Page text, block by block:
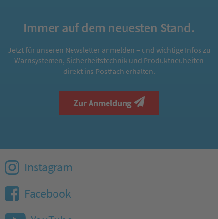
Immer auf dem neuesten Stand.
Jetzt für unseren Newsletter anmelden – und wichtige Infos zu
Warnsystemen, Sicherheitstechnik und Produktneuheiten
direkt ins Postfach erhalten.
Zur Anmeldung
Instagram
Facebook